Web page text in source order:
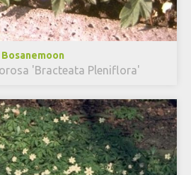
Bosanemoon
'Bracteata Pleniflora'